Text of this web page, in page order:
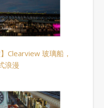
Clearview 玻璃船，
浪漫